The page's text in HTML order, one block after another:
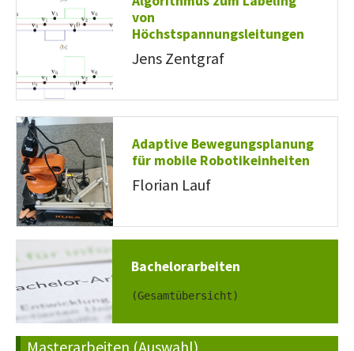
von
Höchstspannungsleitungen
Jens Zentgraf
Adaptive Bewegungsplanung
für mobile Robotikeinheiten
Florian Lauf
Bachelorarbeiten
(Gesamtübersicht)
Masterarbeiten (Auswahl)